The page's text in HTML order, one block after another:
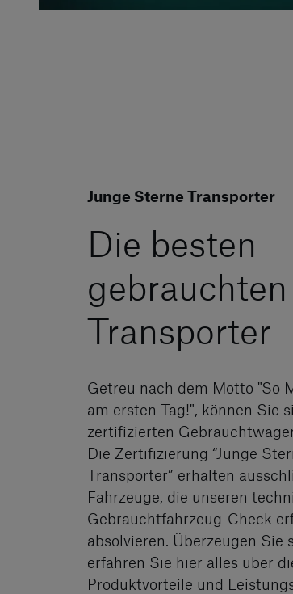
Junge Sterne Transporter
Die besten
gebrauchten
Transporter
Getreu nach dem Motto "So
am ersten Tag!", können Sie
zertifizierten
Die Zertifizierung “Junge
Transporter” erhalten
Fahrzeuge, die unseren
Gebrauchtfahrzeug-Check
absolvieren. Überzeugen Sie
erfahren Sie hier alles über
Produktvorteile und